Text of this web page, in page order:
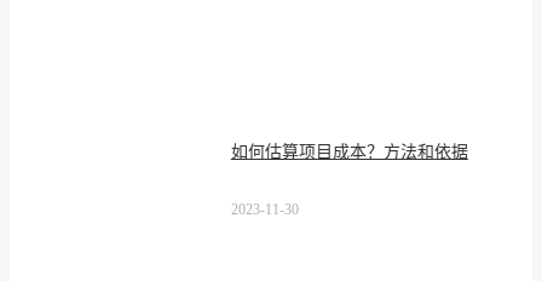
如何估算项目成本？方法和依据
2023-11-30